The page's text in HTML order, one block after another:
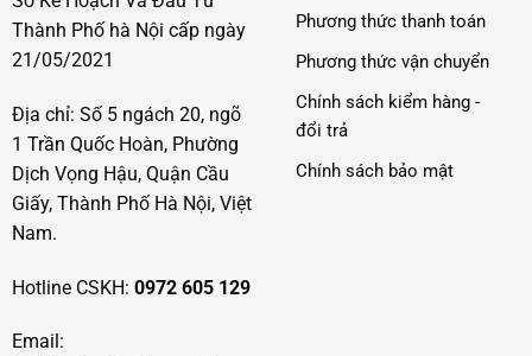
Thành Phố hà Nội cấp ngày
21/05/2021
Địa chỉ: Số 5 ngách 20, ngõ
1 Trần Quốc Hoàn, Phường
Dịch Vọng Hậu, Quận Cầu
Giấy, Thành Phố Hà Nội, Việt
Nam.
Hotline CSKH: 0972 605 129
Email:
Phương thức thanh toán
Phương thức vận chuyển
Chính sách kiểm hàng -
đổi trả
Chính sách bảo mật